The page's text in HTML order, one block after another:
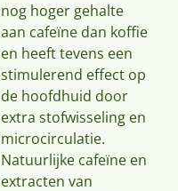
nog hoger gehalte
aan cafeïne dan koffie
en heeft tevens een
stimulerend effect op
de hoofdhuid door
extra stofwisseling en
microcirculatie.
Natuurlijke cafeïne en
extracten van